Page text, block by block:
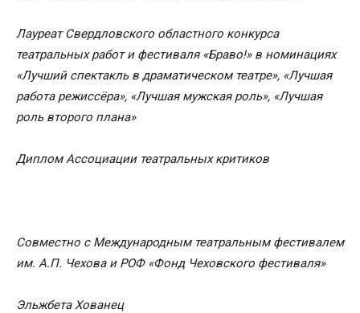
Лауреат Свердловского областного конкурса
театральных работ и фестиваля «Браво!» в номинациях
«Лучший спектакль в драматическом театре», «Лучшая
работа режиссёра», «Лучшая мужская роль», «Лучшая
роль второго плана»
Диплом Ассоциации театральных критиков
Совместно с Международным театральным фестивалем
им. А.П. Чехова и РОФ «Фонд Чеховского фестиваля»
Эльжбета Хованец